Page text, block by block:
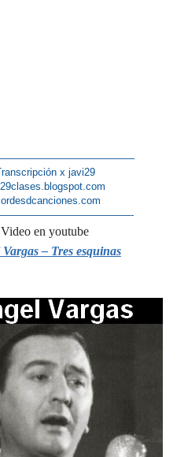
x javi29
Video en youtube
– Tres esquinas